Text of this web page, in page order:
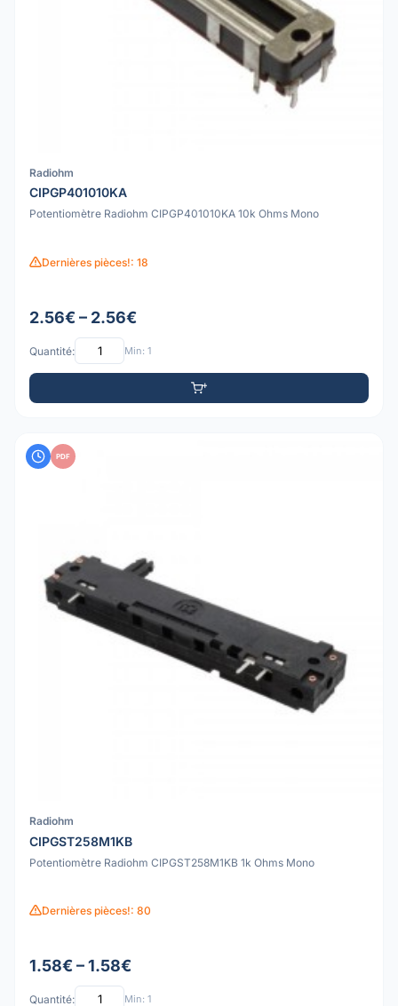
Radiohm
CIPGP401010KA
Potentiomètre Radiohm CIPGP401010KA 10k Ohms Mono
Dernières pièces!: 18
2.56€ – 2.56€
Quantité: Min: 1
PDF
Radiohm
CIPGST258M1KB
Potentiomètre Radiohm CIPGST258M1KB 1k Ohms Mono
Dernières pièces!: 80
1.58€ – 1.58€
Quantité: Min: 1